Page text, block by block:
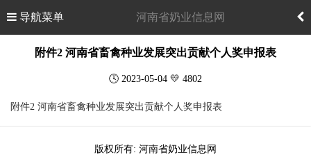
导航菜单 河南省奶业信息网
附件2 河南省畜禽种业发展突出贡献个人奖申报表
🕓 2023-05-04 💛 4802
附件2 河南省畜禽种业发展突出贡献个人奖申报表
版权所有: 河南省奶业信息网